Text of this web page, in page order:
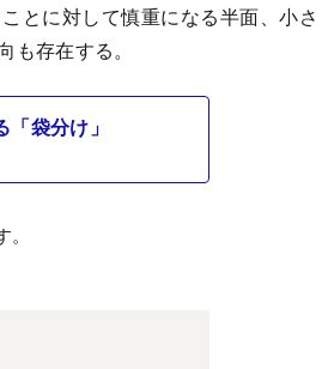
とに対して慎重になる半面、小さ
存在する。
袋分け」